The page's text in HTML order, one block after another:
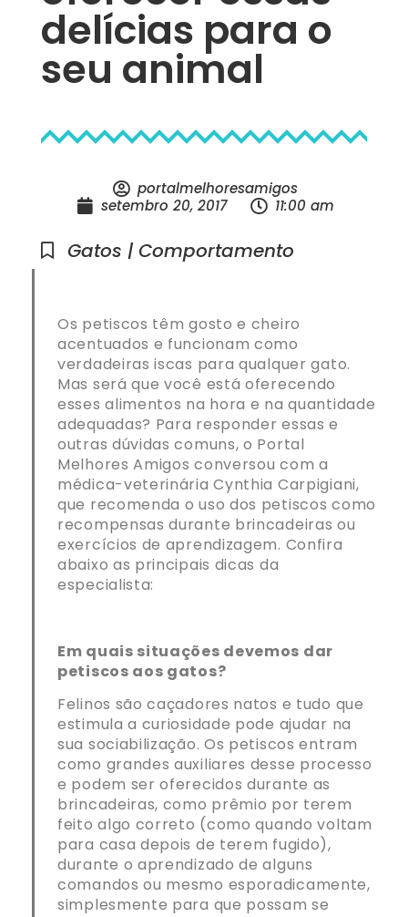
delícias para o
seu animal
portalmelhoresamigos
setembro 20, 2017
11:00 am
Gatos | Comportamento
Os petiscos têm gosto e cheiro
acentuados e funcionam como
verdadeiras iscas para qualquer gato.
Mas será que você está oferecendo
esses alimentos na hora e na quantidade
adequadas? Para responder essas e
outras dúvidas comuns, o Portal
Melhores Amigos conversou com a
médica-veterinária Cynthia Carpigiani,
que recomenda o uso dos petiscos como
recompensas durante brincadeiras ou
exercícios de aprendizagem. Confira
abaixo as principais dicas da
especialista:
Em quais situações devemos dar
petiscos aos gatos?
Felinos são caçadores natos e tudo que
estimula a curiosidade pode ajudar na
sua sociabilização. Os petiscos entram
como grandes auxiliares desse processo
e podem ser oferecidos durante as
brincadeiras, como prêmio por terem
feito algo correto (como quando voltam
para casa depois de terem fugido),
durante o aprendizado de alguns
comandos ou mesmo esporadicamente,
simplesmente para que possam se